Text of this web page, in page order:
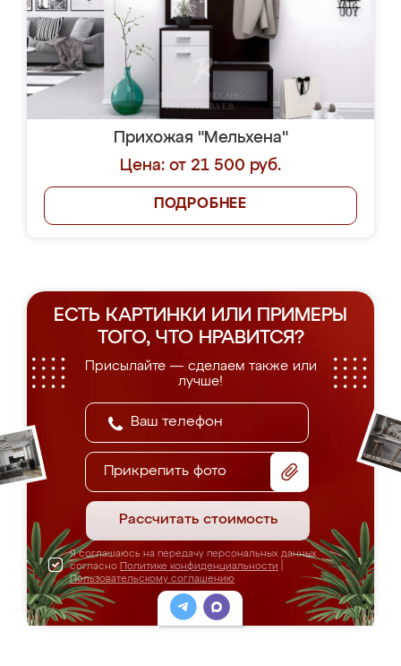
Прихожая "Мельхена"
Цена: от 21 500 руб.
ПОДРОБНЕЕ
ЕСТЬ КАРТИНКИ ИЛИ ПРИМЕРЫ
ТОГО, ЧТО НРАВИТСЯ?
Присылайте — сделаем также или
лучше!
Прикрепить фото
Рассчитать стоимость
Я соглашаюсь на передачу персональных данных
согласно Политике конфиденциальности
Пользовательскому соглашению